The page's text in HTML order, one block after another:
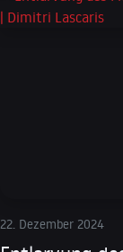
22. Dezember 2024